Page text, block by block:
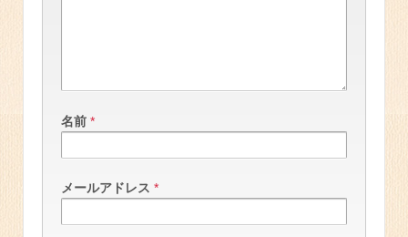
名前 *
メールアドレス *